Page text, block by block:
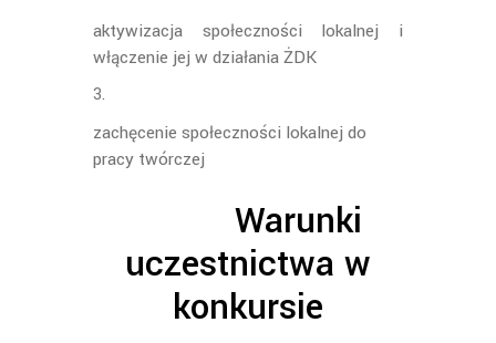
aktywizacja społeczności lokalnej i
włączenie jej w działania ŻDK
zachęcenie społeczności lokalnej do
pracy twórczej
Warunki
uczestnictwa w
konkursie